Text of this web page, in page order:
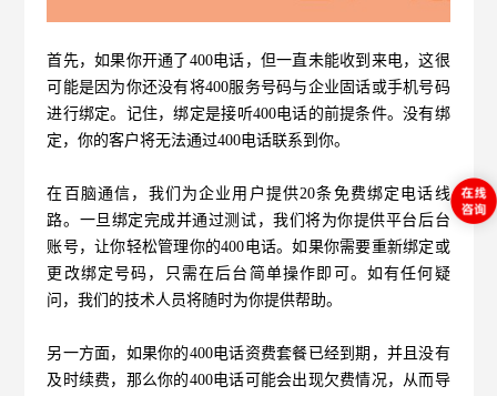
首先，如果你开通了400电话，但一直未能收到来电，这很
可能是因为你还没有将400服务号码与企业固话或手机号码
进行绑定。记住，绑定是接听400电话的前提条件。没有绑
定，你的客户将无法通过400电话联系到你。
在 百脑通信 ，我们为企业用户提供20条免费绑定电话线
路。一旦绑定完成并通过测试，我们将为你提供平台后台
账号，让你轻松管理你的400电话。如果你需要重新绑定或
更改绑定号码，只需在后台简单操作即可。如有任何疑
问，我们的技术人员将随时为你提供帮助。
另一方面，如果你的400电话资费套餐 已经到期，并且没有
及时续费，那么你的400电话可能会出现欠费情况，从而导